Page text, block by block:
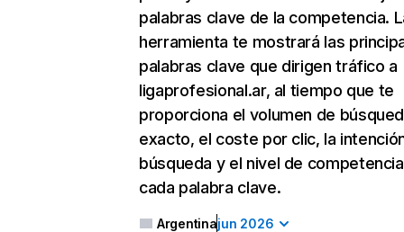
palabras clave de la competencia.
herramienta te mostrará las
palabras clave que dirigen tráfico a
ligaprofesional.ar, al tiempo que te
proporciona el volumen de
exacto, el coste por clic, la
búsqueda y el nivel de
cada palabra clave.
Argentinajun 2026